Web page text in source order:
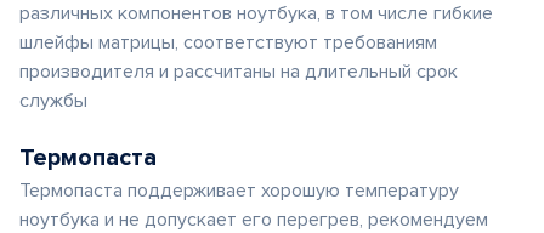
различных компонентов ноутбука, в том числе гибкие
шлейфы матрицы, соответствуют требованиям
производителя и рассчитаны на длительный срок
службы
Термопаста
Термопаста поддерживает хорошую температуру
ноутбука и не допускает его перегрев, рекомендуем